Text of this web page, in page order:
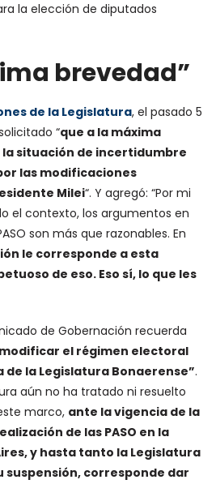
la elección de diputados
brevedad”
de la Legislatura, el pasado 5
“que a la máxima
situación de incertidumbre
las modificaciones
Milei“. Y agregó: “Por mi
el contexto, los argumentos en
son más que razonables. En
le corresponde a esta
de eso. Eso sí, lo que les
de Gobernación recuerda
el régimen electoral
de la Legislatura Bonaerense”.
aún no ha tratado ni resuelto
marco, ante la vigencia de la
de las PASO en la
y hasta tanto la Legislatura
suspensión, corresponde dar